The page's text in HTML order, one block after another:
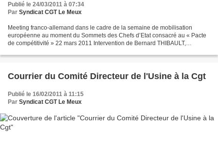
Publié le 24/03/2011 à 07:34
Par Syndicat CGT Le Meux
Meeting franco-allemand dans le cadre de la semaine de mobilisation
européenne au moment du Sommets des Chefs d’Etat consacré au « Pacte
de compétitivité » 22 mars 2011 Intervention de Bernard THIBAULT,
Courrier du Comité Directeur de l'Usine à la Cgt
Publié le 16/02/2011 à 11:15
Par Syndicat CGT Le Meux